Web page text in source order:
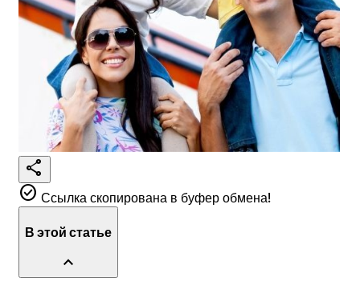
share
check_circle Ссылка скопирована в буфер обмена!
В этой статье
expand_less